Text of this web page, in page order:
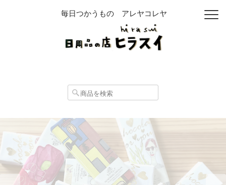
毎日つかうもの アレヤコレヤ